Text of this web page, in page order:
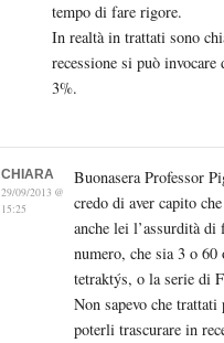
tempo di fare rigore.
In realtà in trattati sono
recessione si può invocare
3%.
CHIARA
29/09/2013 @
15:25
Buonasera Professor
credo di aver capito
anche lei l’assurdità di
numero, che sia 3 o 60
tetraktýs, o la serie di
Non sapevo che trattati
poterli trascurare in